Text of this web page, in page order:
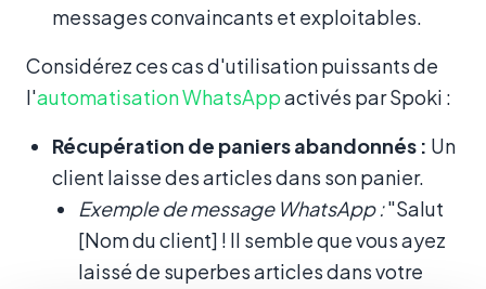
messages convaincants et exploitables.
Considérez ces cas d'utilisation puissants de
l'automatisation WhatsAppactivés par Spoki :
Récupération de paniers abandonnés : Un
client laisse des articles dans son panier.
Exemple de message WhatsApp :"Salut
[Nom du client] ! Il semble que vous ayez
laissé de superbes articles dans votre